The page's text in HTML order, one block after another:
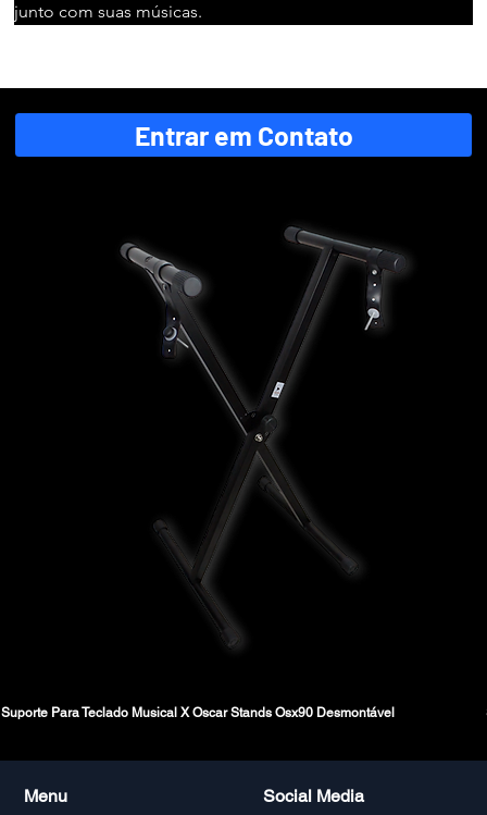
junto com suas músicas.
Entrar em Contato
Suporte Para Teclado Musical X Oscar Stands Osx90 Desmontável
Menu Social Media